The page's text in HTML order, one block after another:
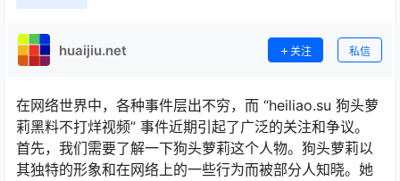
huaijiu.net 关注 私信
在网络世界中，各种事件层出不穷，而 “heiliao.su 狗头萝
莉黑料不打烊视频” 事件近期引起了广泛的关注和争议。
首先，我们需要了解一下狗头萝莉这个人物。狗头萝莉以
其独特的形象和在网络上的一些行为而被部分人知晓。她